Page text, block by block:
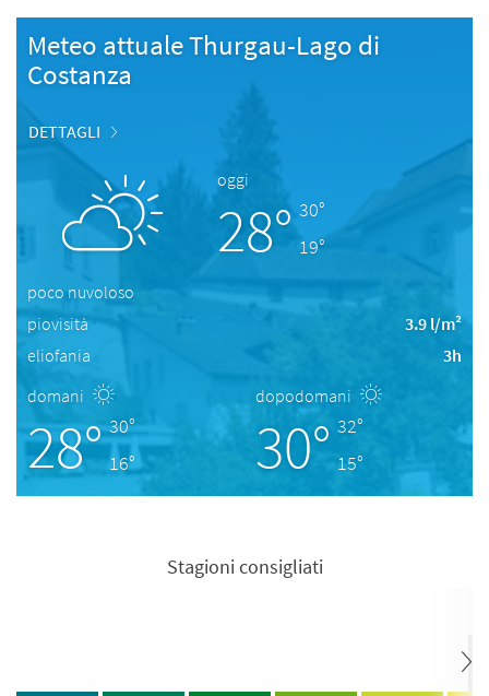
Meteo attuale Thurgau-Lago di
Costanza
DETTAGLI
oggi
28° 30°
19°
poco nuvoloso
piovisità
3.9 l/m²
eliofania
3h
domani
28° 30°
16°
dopodomani
30° 32°
15°
Stagioni consigliati